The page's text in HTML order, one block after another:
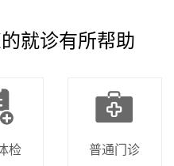
就诊有所帮助
检 普通门诊